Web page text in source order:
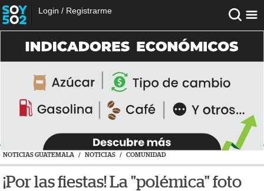
Login / Registrarme
NOTICIAS GUATEMALA / NOTICIAS / COMUNIDAD
¡Por las fiestas! La "polémica" foto